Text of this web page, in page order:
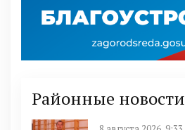
Районные новости